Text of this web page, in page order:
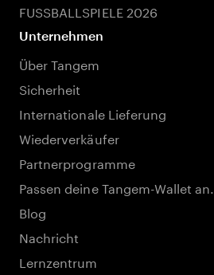
FUSSBALLSPIELE 2026
Unternehmen
Über Tangem
Sicherheit
Internationale Lieferung
Wiederverkäufer
Partnerprogramme
Passen deine Tangem-Wallet an.
Blog
Nachricht
Lernzentrum